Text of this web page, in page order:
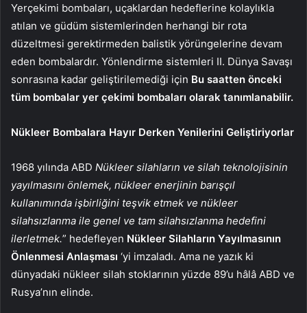
Yerçekimi bombaları, uçaklardan hedeflerine kolaylıkla
atılan ve güdüm sistemlerinden herhangi bir rota
düzeltmesi gerektirmeden balistik yörüngelerine devam
eden bombalardır. Yönlendirme sistemleri II. Dünya Savaşı
sonrasına kadar geliştirilemediği için Bu saatten önceki
tüm bombalar yer çekimi bombaları olarak tanımlanabilir.
Nükleer Bombalara Hayır Derken Yenilerini Geliştiriyorlar
1968 yılında ABD Nükleer silahların ve silah teknolojisinin
yayılmasını önlemek, nükleer enerjinin barışçıl
kullanımında işbirliğini teşvik etmek ve nükleer
silahsızlanma ile genel ve tam silahsızlanma hedefini
ilerletmek.” hedefleyen Nükleer Silahların Yayılmasının
Önlenmesi Anlaşması ‘yi imzaladı. Ama ne yazık ki
dünyadaki nükleer silah stoklarının yüzde 89’u hâlâ ABD ve
Rusya’nın elinde.